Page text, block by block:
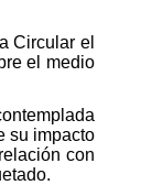
Circular el
el medio
su impacto
con